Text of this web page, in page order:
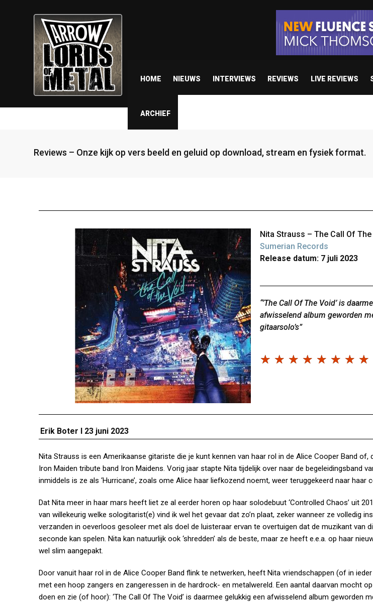
HOME NIEUWS INTERVIEWS REVIEWS LIVE REVIEWS
ARCHIEF
Reviews – Onze kijk op vers beeld en geluid op download, stream en fysiek format.
Nita Strauss – The Call Of The
Sumerian Records
Release datum: 7 juli 2023
“’The Call Of The Void’ is
afwisselend album geworden
gitaarsolo’s”
☆ ☆ ☆ ☆ ☆ ☆ ☆ ☆
Erik Boter I 23 juni 2023
Nita Strauss is een Amerikaanse gitariste die je kunt kennen van haar rol in de Alice Cooper Band of,
Iron Maiden tribute band Iron Maidens. Vorig jaar stapte Nita tijdelijk over naar de begeleidingsband
inmiddels is ze als ‘Hurricane’, zoals ome Alice haar liefkozend noemt, weer teruggekeerd naar haar
Dat Nita meer in haar mars heeft liet ze al eerder horen op haar solodebuut ‘Controlled Chaos’ uit
van willekeurig welke sologitarist(e) vind ik wel het gevaar dat zo’n plaat, zeker wanneer ze volledig
verzanden in oeverloos gesoleer met als doel de luisteraar ervan te overtuigen dat de muzikant van
seconde kan spelen. Nita kan natuurlijk ook ‘shredden’ als de beste, maar ze heeft e.e.a. op haar
wel slim aangepakt.
Door vanuit haar rol in de Alice Cooper Band flink te netwerken, heeft Nita vriendschappen (of in
met een hoop zangers en zangeressen in de hardrock- en metalwereld. Een aantal daarvan mocht
doen en zie (of hoor): ‘The Call Of The Void’ is daarmee gelukkig een afwisselend album geworden